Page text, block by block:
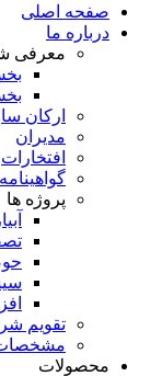
صفحه اصلی
درباره ما
معرفی
ارکان
مدیران
افتخارات
پروژه ها
تقویم
محصولات